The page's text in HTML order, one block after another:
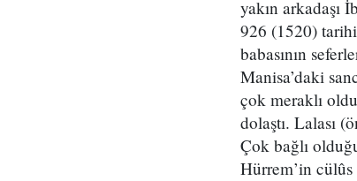
yakın arkadaşı
926 (1520)
babasının
Manisa’daki
çok meraklı
dolaştı. Lalası
Çok bağlı
Hürrem’in